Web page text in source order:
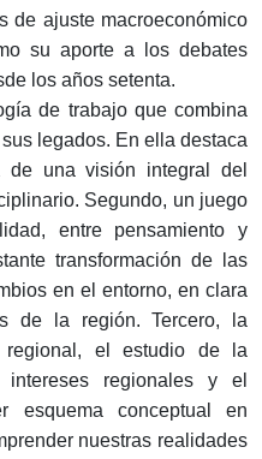
de ajuste macroeconómico
su aporte a los debates
los años setenta.
de trabajo que combina
legados. En ella destaca
una visión integral del
Segundo, un juego
entre pensamiento y
transformación de las
en el entorno, en clara
de la región. Tercero, la
regional, el estudio de la
regionales y el
esquema conceptual en
nuestras realidades